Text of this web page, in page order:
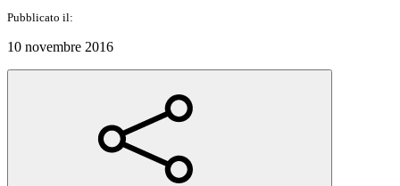
Pubblicato il:
10 novembre 2016